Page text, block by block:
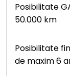
Posibilitate
50.000 km
Posibilitate
de maxim 6